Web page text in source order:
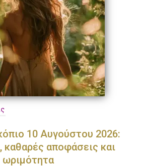
10 Αυγούστου 2026:
καθαρές αποφάσεις και
ωριμότητα